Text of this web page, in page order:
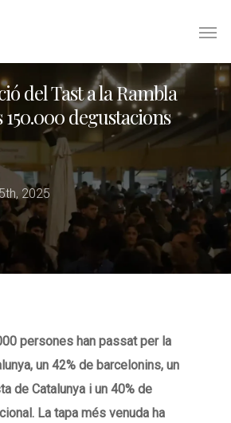
del Tast a la Rambla
150.000 degustacions
2025
persones han passat per la
un 42% de barcelonins, un
de Catalunya i un 40% de
La tapa més venuda ha